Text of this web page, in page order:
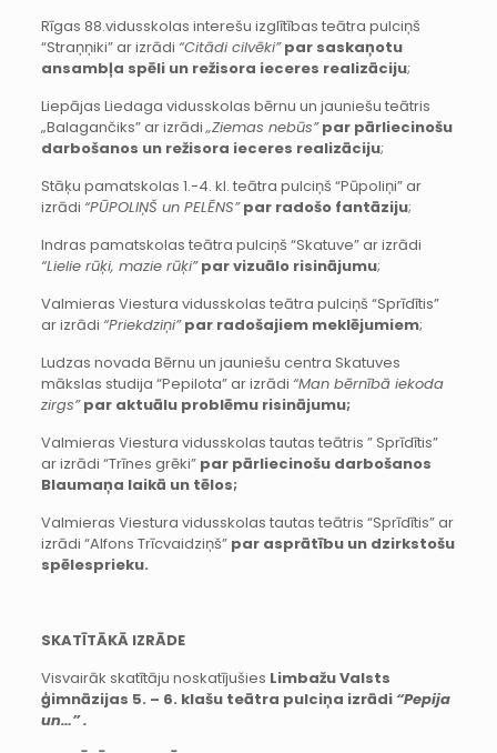
Rīgas 88.vidusskolas interešu izglītības teātra pulciņš
“Straņņiki” ar izrādi “Citādi cilvēki” par saskaņotu
ansambļa spēli un režisora ieceres realizāciju;
Liepājas Liedaga vidusskolas bērnu un jauniešu teātris
„Balagančiks” ar izrādi„Ziemas nebūs” par pārliecinošu
darbošanos un režisora ieceres realizāciju;
Stāķu pamatskolas 1.-4. kl. teātra pulciņš “Pūpoliņi” ar
izrādi “PŪPOLIŅŠ un PELĒNS” par radošo fantāziju;
Indras pamatskolas teātra pulciņš “Skatuve” ar izrādi
“Lielie rūķi, mazie rūķi” par vizuālo risinājumu;
Valmieras Viestura vidusskolas teātra pulciņš “Sprīdītis”
ar izrādi “Priekdziņi” par radošajiem meklējumiem;
Ludzas novada Bērnu un jauniešu centra Skatuves
mākslas studija “Pepilota” ar izrādi “Man bērnībā iekoda
zirgs” par aktuālu problēmu risinājumu;
Valmieras Viestura vidusskolas tautas teātris ” Sprīdītis”
ar izrādi “Trīnes grēki” par pārliecinošu darbošanos
Blaumaņa laikā un tēlos;
Valmieras Viestura vidusskolas tautas teātris “Sprīdītis” ar
izrādi “Alfons Trīcvaidziņš” par asprātību un dzirkstošu
spēlesprieku.
SKATĪTĀKĀ IZRĀDE
Visvairāk skatītāju noskatījušies Limbažu Valsts
ģimnāzijas 5. – 6. klašu teātra pulciņa izrādi “Pepija
un…” .